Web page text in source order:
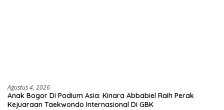
Agustus 4, 2026
Anak Bogor Di Podium Asia: Kinara Abbabiel Raih Perak
Kejuaraan Taekwondo Internasional Di GBK